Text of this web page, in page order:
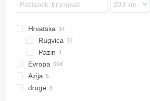
Hrvatska
Rugvica
Pazin
Evropa
Poljska
Azija
Turska
druge